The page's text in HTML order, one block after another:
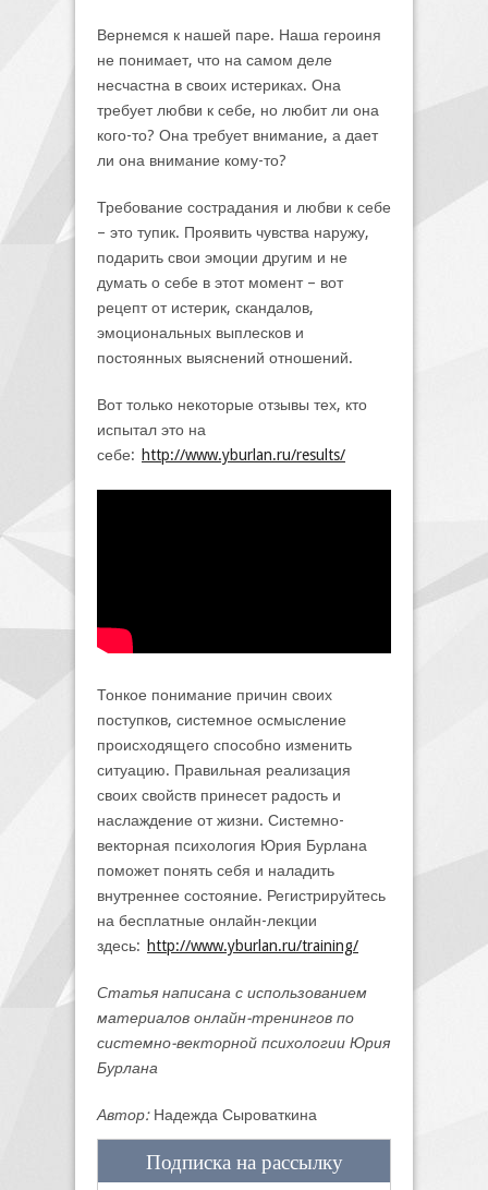
Вернемся к нашей паре. Наша героиня
не понимает, что на самом деле
несчастна в своих истериках. Она
требует любви к себе, но любит ли она
кого-то? Она требует внимание, а дает
ли она внимание кому-то?
Требование сострадания и любви к себе
– это тупик. Проявить чувства наружу,
подарить свои эмоции другим и не
думать о себе в этот момент – вот
рецепт от истерик, скандалов,
эмоциональных выплесков и
постоянных выяснений отношений.
Вот только некоторые отзывы тех, кто
испытал это на
себе: http://www.yburlan.ru/results/
Тонкое понимание причин своих
поступков, системное осмысление
происходящего способно изменить
ситуацию. Правильная реализация
своих свойств принесет радость и
наслаждение от жизни. Системно-
векторная психология Юрия Бурлана
поможет понять себя и наладить
внутреннее состояние. Регистрируйтесь
на бесплатные онлайн-лекции
здесь: http://www.yburlan.ru/training/
Статья написана с использованием
материалов онлайн-тренингов по
системно-векторной психологии Юрия
Бурлана
Автор:Надежда Сыроваткина